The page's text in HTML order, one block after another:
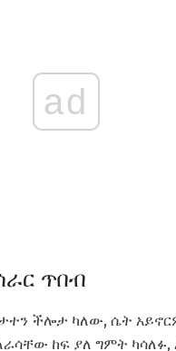
ad
ጥበብ
ችሎታ ካለው, ሴት
ከፍ ያለ ግምት ካሳለፉ,